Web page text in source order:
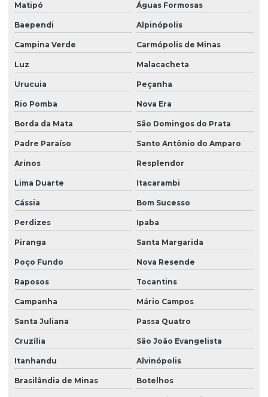
Matipó Águas Formosas
Baependi Alpinópolis
Campina Verde Carmópolis de Minas
Luz Malacacheta
Urucuia Peçanha
Rio Pomba Nova Era
Borda da Mata São Domingos do Prata
Padre Paraíso Santo Antônio do Amparo
Arinos Resplendor
Lima Duarte Itacarambi
Cássia Bom Sucesso
Perdizes Ipaba
Piranga Santa Margarida
Poço Fundo Nova Resende
Raposos Tocantins
Campanha Mário Campos
Santa Juliana Passa Quatro
Cruzília São João Evangelista
Itanhandu Alvinópolis
Brasilândia de Minas Botelhos